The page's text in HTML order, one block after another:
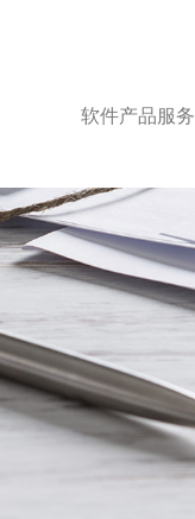
软件产品服务